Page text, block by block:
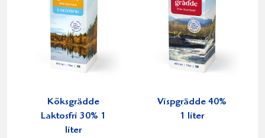
Köksgrädde
Laktosfri 30% 1
liter
Vispgrädde 40%
1 liter